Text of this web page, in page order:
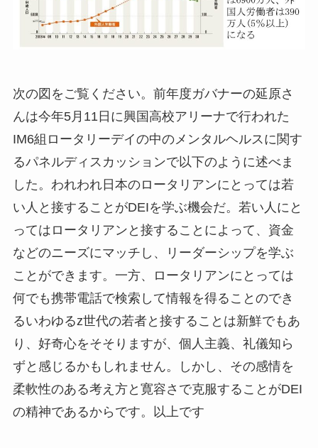
次の図をご覧ください。前年度ガバナーの延原さ
んは今年5月11日に興国高校アリーナで行われた
IM6組ロータリーデイの中のメンタルヘルスに関す
るパネルディスカッションで以下のように述べま
した。われわれ日本のロータリアンにとっては若
い人と接することがDEIを学ぶ機会だ。若い人にと
ってはロータリアンと接することによって、資金
などのニーズにマッチし、リーダーシップを学ぶ
ことができます。一方、ロータリアンにとっては
何でも携帯電話で検索して情報を得ることのでき
るいわゆるz世代の若者と接することは新鮮でもあ
り、好奇心をそそりますが、個人主義、礼儀知ら
ずと感じるかもしれません。しかし、その感情を
柔軟性のある考え方と寛容さで克服することがDEI
の精神であるからです。以上です